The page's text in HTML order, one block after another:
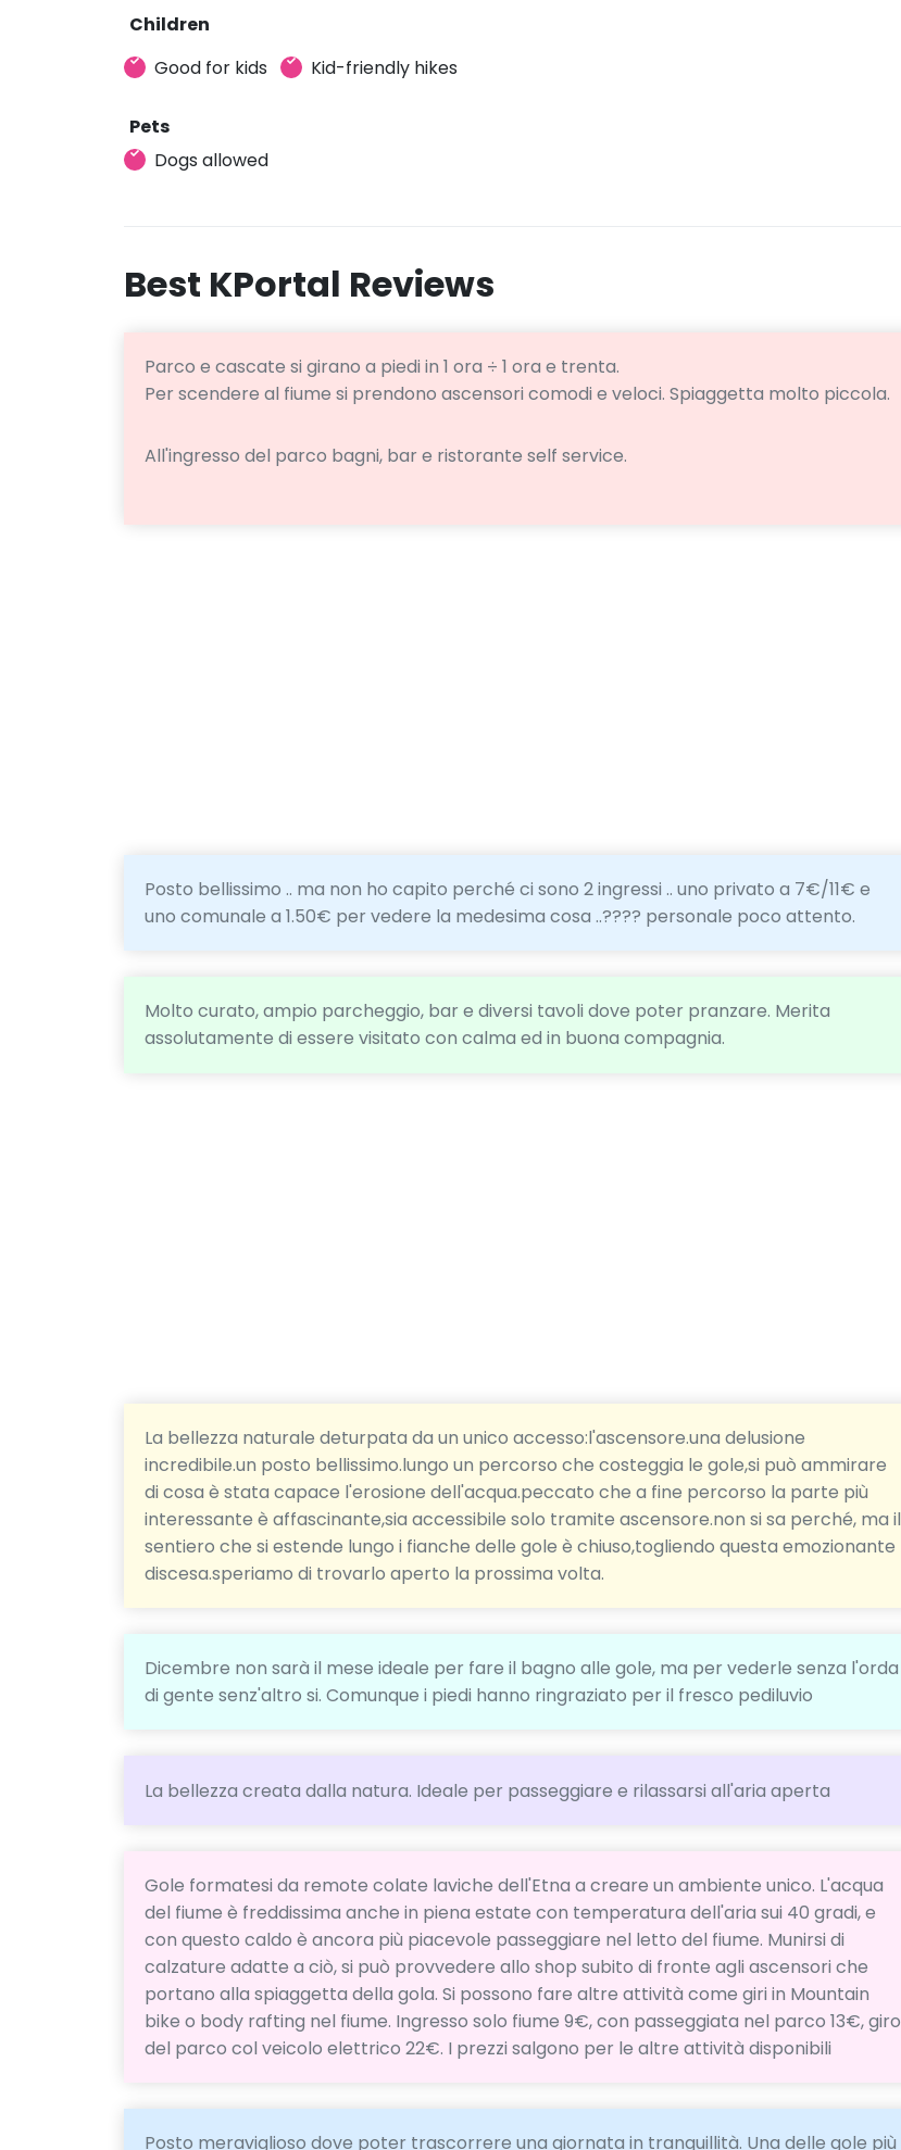
Children
Good for kids
Kid-friendly hikes
Pets
Dogs allowed
Best KPortal Reviews
Parco e cascate si girano a piedi in 1 ora ÷ 1 ora e trenta.
Per scendere al fiume si prendono ascensori comodi e veloci. Spiaggetta molto piccola.
All'ingresso del parco bagni, bar e ristorante self service.
Posto bellissimo .. ma non ho capito perché ci sono 2 ingressi .. uno privato a 7€/11€ e
uno comunale a 1.50€ per vedere la medesima cosa ..???? personale poco attento.
Molto curato, ampio parcheggio, bar e diversi tavoli dove poter pranzare. Merita
assolutamente di essere visitato con calma ed in buona compagnia.
La bellezza naturale deturpata da un unico accesso:l'ascensore.una delusione
incredibile.un posto bellissimo.lungo un percorso che costeggia le gole,si può ammirare
di cosa è stata capace l'erosione dell'acqua.peccato che a fine percorso la parte più
interessante è affascinante,sia accessibile solo tramite ascensore.non si sa perché, ma il
sentiero che si estende lungo i fianche delle gole è chiuso,togliendo questa emozionante
discesa.speriamo di trovarlo aperto la prossima volta.
Dicembre non sarà il mese ideale per fare il bagno alle gole, ma per vederle senza l'orda
di gente senz'altro si. Comunque i piedi hanno ringraziato per il fresco pediluvio
La bellezza creata dalla natura. Ideale per passeggiare e rilassarsi all'aria aperta
Gole formatesi da remote colate laviche dell'Etna a creare un ambiente unico. L'acqua
del fiume è freddissima anche in piena estate con temperatura dell'aria sui 40 gradi, e
con questo caldo è ancora più piacevole passeggiare nel letto del fiume. Munirsi di
calzature adatte a ciò, si può provvedere allo shop subito di fronte agli ascensori che
portano alla spiaggetta della gola. Si possono fare altre attività come giri in Mountain
bike o body rafting nel fiume. Ingresso solo fiume 9€, con passeggiata nel parco 13€, giro
del parco col veicolo elettrico 22€. I prezzi salgono per le altre attività disponibili
Posto meraviglioso dove poter trascorrere una giornata in tranquillità. Una delle gole più